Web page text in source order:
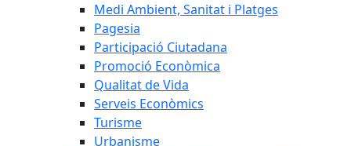
Medi Ambient, Sanitat i Platges
Pagesia
Participació Ciutadana
Promoció Econòmica
Qualitat de Vida
Serveis Econòmics
Turisme
Urbanisme